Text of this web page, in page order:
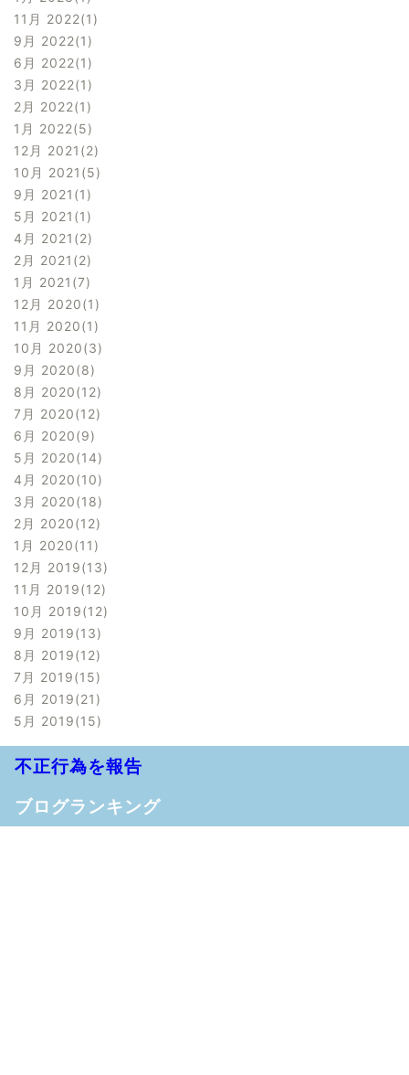
11月 2022 1
9月 2022 1
6月 2022 1
3月 2022 1
2月 2022 1
1月 2022 5
12月 2021 2
10月 2021 5
9月 2021 1
5月 2021 1
4月 2021 2
2月 2021 2
1月 2021 7
12月 2020 1
11月 2020 1
10月 2020 3
9月 2020 8
8月 2020 12
7月 2020 12
6月 2020 9
5月 2020 14
4月 2020 10
3月 2020 18
2月 2020 12
1月 2020 11
12月 2019 13
11月 2019 12
10月 2019 12
9月 2019 13
8月 2019 12
7月 2019 15
6月 2019 21
5月 2019 15
不正行為を報告
ブログランキング